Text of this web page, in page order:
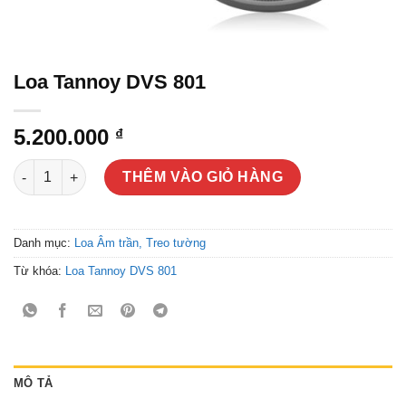
Loa Tannoy DVS 801
5.200.000 ₫
Loa Tannoy DVS 801 số lượng
THÊM VÀO GIỎ HÀNG
Danh mục: Loa Âm trần, Treo tường
Từ khóa: Loa Tannoy DVS 801
MÔ TẢ